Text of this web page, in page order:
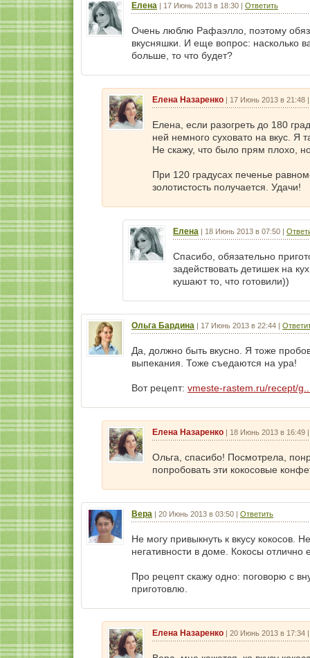
Елена | 17 Июнь 2013 в 18:30 | Ответить
Очень люблю Рафаэлло, поэтому
вкусняшки. И еще вопрос: насколько
больше, то что будет?
Елена Назаренко | 17 Июнь 2013 в 21:48
Елена, если разогреть до 180
ней немного суховато на вкус. Я
Не скажу, что было прям плохо,
При 120 градусах печенье
золотистость получается. Удачи!
Елена | 18 Июнь 2013 в 07:50 |
Спасибо, обязательно
задействовать детишек на
кушают то, что готовили))
Ольга Бардина | 17 Июнь 2013 в 22:44 |
Да, должно быть вкусно. Я тоже
выпекания. Тоже съедаются на ура!
Вот рецепт: vmeste-rastem.ru/recept/
Елена Назаренко | 18 Июнь 2013 в 16:49
Ольга, спасибо! Посмотрела,
попробовать эти кокосовые
Вера | 20 Июнь 2013 в 03:50 | Ответить
Не могу привыкнуть к вкусу кокосов.
негативности в доме. Кокосы отлично
Про рецепт скажу одно: поговорю с
приготовлю.
Елена Назаренко | 20 Июнь 2013 в 17:34